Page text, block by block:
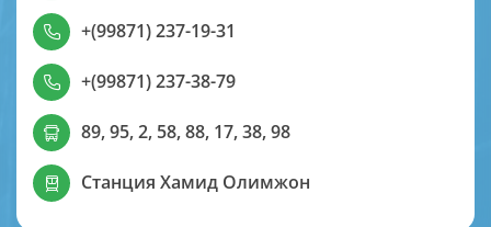
+(99871) 237-19-31
+(99871) 237-38-79
89, 95, 2, 58, 88, 17, 38, 98
Станция Хамид Олимжон